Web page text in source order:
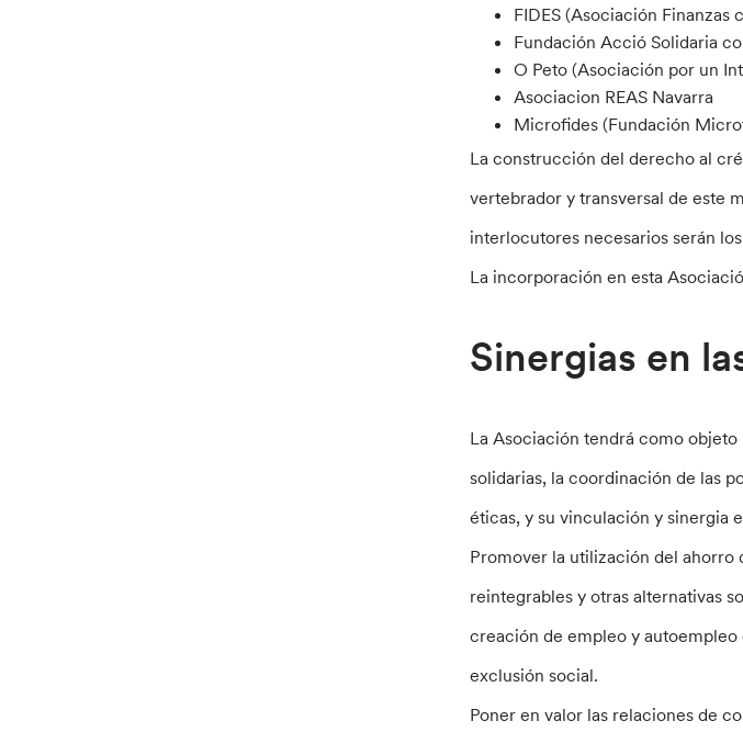
FIDES (Asociación
Fundación Acció Solidaria
O Peto (Asociación por un
Asociacion REAS Navarra
Microfides (Fundación
La construcción del derecho al
vertebrador y transversal de este
interlocutores necesarios serán
La incorporación en esta
Sinergias en
La Asociación tendrá como
solidarias, la coordinación de las
éticas, y su vinculación y sinergia
Promover la utilización del ahorro
reintegrables y otras alternativas
creación de empleo y autoempleo
exclusión social.
Poner en valor las relaciones de